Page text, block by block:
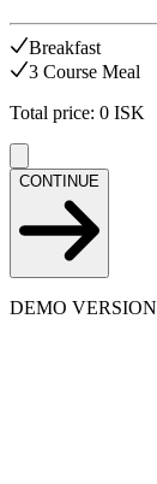
Breakfast
3 Course Meal
Total price: 0 ISK
CONTINUE
DEMO VERSION